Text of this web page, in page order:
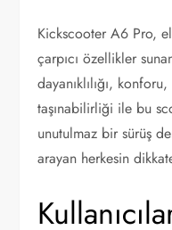
Kickscooter A6 Pro,
çarpıcı özellikler
dayanıklılığı,
taşınabilirliği ile bu
unutulmaz bir sürüş
arayan herkesin